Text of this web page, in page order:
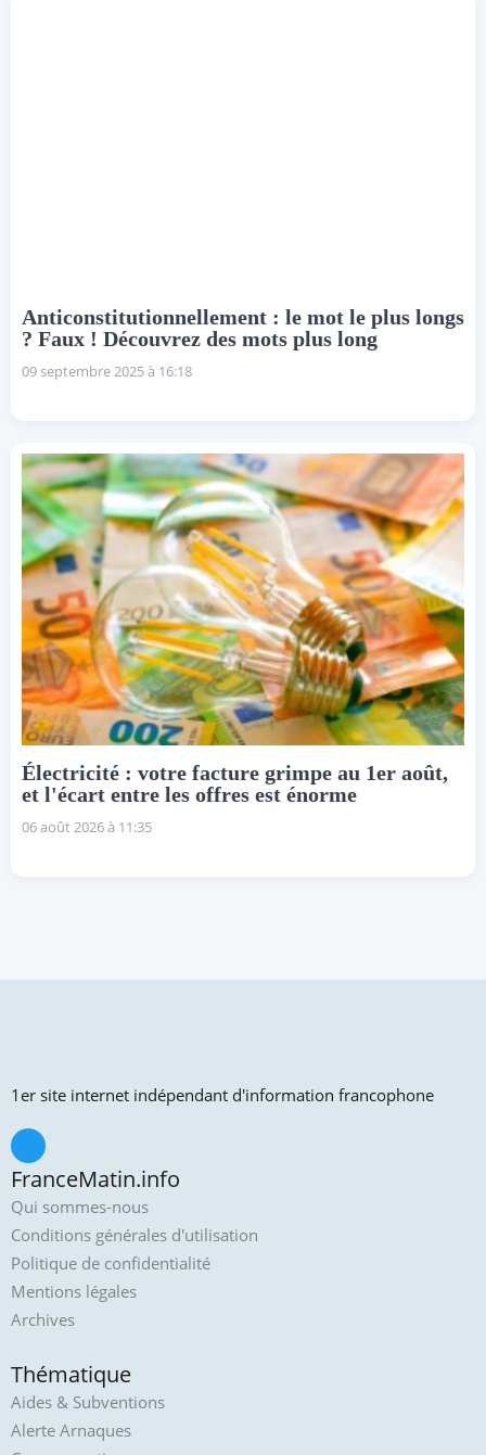
Anticonstitutionnellement : le mot le plus longs
? Faux ! Découvrez des mots plus long
09 septembre 2025 à 16:18
Électricité : votre facture grimpe au 1er août,
et l'écart entre les offres est énorme
06 août 2026 à 11:35
1er site internet indépendant d'information francophone
FranceMatin.info
Qui sommes-nous
Conditions générales d'utilisation
Politique de confidentialité
Mentions légales
Archives
Thématique
Aides & Subventions
Alerte Arnaques